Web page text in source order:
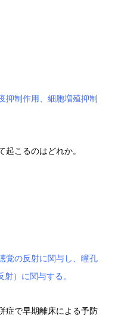
制作用、細胞増殖抑制
こるのはどれか。
の反射に関与し、瞳孔
）に関与する。
で早期離床による予防